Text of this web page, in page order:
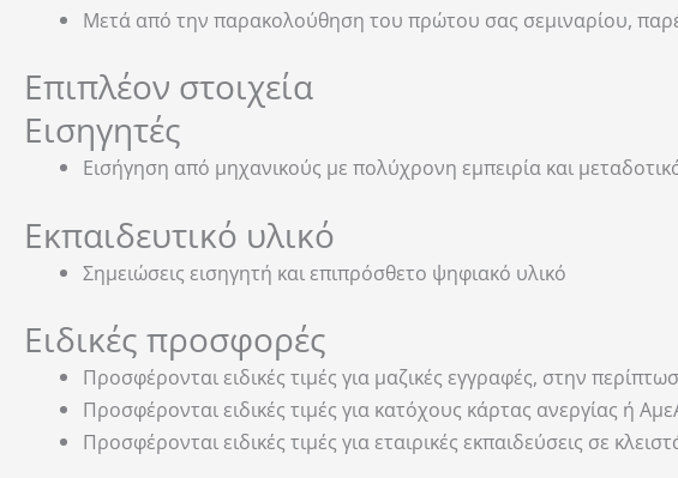
Μετά από την παρακολούθηση του πρώτου σας σεμιναρίου,
Επιπλέον στοιχεία
Εισηγητές
Εισήγηση από μηχανικούς με πολύχρονη εμπειρία και
Εκπαιδευτικό υλικό
Σημειώσεις εισηγητή και επιπρόσθετο ψηφιακό υλικό
Ειδικές προσφορές
Προσφέρονται ειδικές τιμές για μαζικές εγγραφές, στην
Προσφέρονται ειδικές τιμές για κατόχους κάρτας ανεργίας ή
Προσφέρονται ειδικές τιμές για εταιρικές εκπαιδεύσεις σε